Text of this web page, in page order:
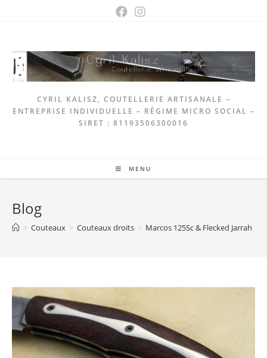
CYRIL KALISZ, COUTELLERIE ARTISANALE –
ENTREPRISE INDIVIDUELLE – RÉGIME MICRO SOCIAL –
SIRET : 81193506300016
MENU
Blog
> Couteaux > Couteaux droits > Marcos 125Sc & Flecked Jarrah